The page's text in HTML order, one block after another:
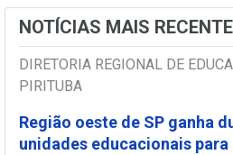
NOTÍCIAS MAIS
DIRETORIA REGIONAL DE
PIRITUBA
Região oeste de SP ganha
unidades educacionais para